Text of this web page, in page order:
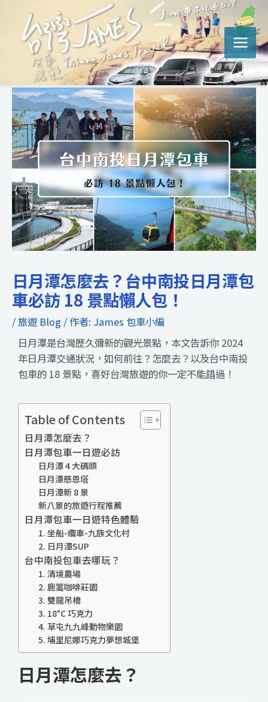
容
日月潭怎麼去？台中南投日月潭包
車必訪 18 景點懶人包！
/旅遊 Blog / 作者: James 包車小編
日月潭是台灣歷久彌新的觀光景點，本文告訴你 2024
年日月潭交通狀況，如何前往？怎麼去？以及台中南投
包車的 18 景點，喜好台灣旅遊的你一定不能錯過！
Table of Contents
日月潭怎麼去？
日月潭包車一日遊必訪
日月潭 4 大碼頭
日月潭慈恩塔
日月潭新 8 景
新八景的旅遊行程推薦
日月潭包車一日遊特色體驗
1. 坐船-纜車-九族文化村
2. 日月潭SUP
台中南投包車去哪玩？
1. 清境農場
2. 鹿篙咖啡莊園
3. 雙龍吊橋
3. 18°C 巧克力
4. 草屯九九峰動物樂園
5. 埔里尼娜巧克力夢想城堡
日月潭怎麼去？
navigation